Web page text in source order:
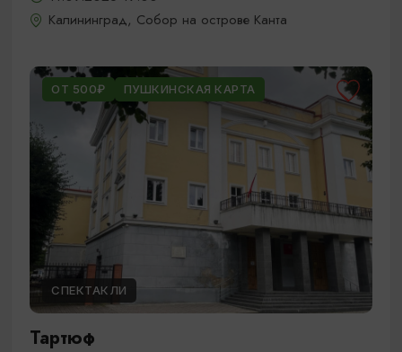
Калининград, Собор на острове Канта
ОТ 500₽ ПУШКИНСКАЯ КАРТА
СПЕКТАКЛИ
Тартюф